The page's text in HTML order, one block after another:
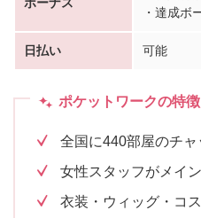
ボーナス
・達成ボ
日払い 可能
ポケットワークの特徴
全国に440部屋のチ
女性スタッフがメイ
衣装・ウィッグ・コ